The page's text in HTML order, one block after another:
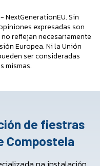
NextGenerationEU. Sin
expresadas son
reflejan necesariamente
Europea. Ni la Unión
ser consideradas
mismas.
de fiestras
Compostela